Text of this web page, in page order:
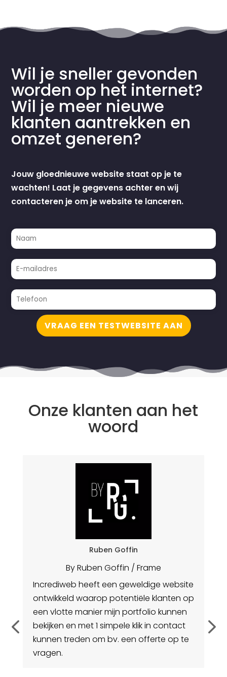
Wil je sneller gevonden
worden op het internet?
Wil je meer nieuwe
klanten aantrekken en
omzet generen?
Jouw gloednieuwe website staat op je te
wachten! Laat je gegevens achter en wij
contacteren je om je website te lanceren.
VRAAG EEN TESTWEBSITE AAN
Onze klanten aan het
woord
Ruben Goffin
By Ruben Goffin / Frame
Incrediweb heeft een geweldige website
ontwikkeld waarop potentiële klanten op
een vlotte manier mijn portfolio kunnen
bekijken en met 1 simpele klik in contact
kunnen treden om bv. een offerte op te
vragen.